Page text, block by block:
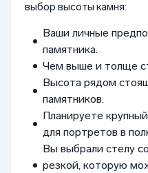
выбор высоты камня:
Ваши личные
памятника.
Чем выше и толще
Высота рядом
памятников.
Планируете
для портретов в
Вы выбрали стелу
резкой, которую